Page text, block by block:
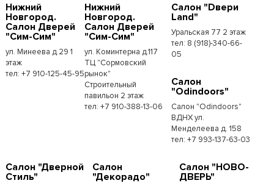
Нижний
Новгород.
Салон Дверей
"Сим-Сим"
ул. Минеева д.29 1
этаж
тел: +7 910-125-45-95
Нижний
Новгород.
Салон Дверей
"Сим-Сим"
ул. Коминтерна д.117
ТЦ "Сормовский
рынок"
Строительный
павильон 2 этаж
тел: +7 910-388-13-06
Салон "Dвери
Land"
Уральская 77 2 этаж
тел: 8 (918)-340-66-
05
Салон
"Odindoors"
Салон "Odindoors"
ВДНХ ул.
Менделеева д. 158
тел: +7 993-137-63-03
Салон "Дверной
Стиль"
Салон
"Декорадо"
Салон "НОВО-
ДВЕРЬ"